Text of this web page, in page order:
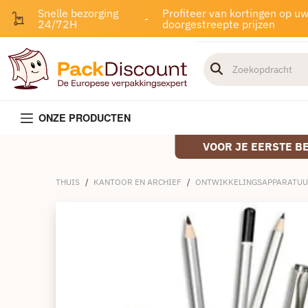
Snelle bezorging
24/72H
-
Profiteer van kortingen op
doorgestreepte prijzen
ONZE PRODUCTEN
VOOR JE EERSTE
THUIS / KANTOOR EN ARCHIEF /